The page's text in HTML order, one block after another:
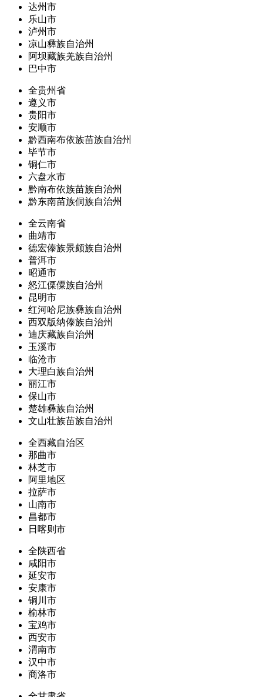
达州市
乐山市
泸州市
凉山彝族自治州
阿坝藏族羌族自治州
巴中市
全贵州省
遵义市
贵阳市
安顺市
黔西南布依族苗族自治州
毕节市
铜仁市
六盘水市
黔南布依族苗族自治州
黔东南苗族侗族自治州
全云南省
曲靖市
德宏傣族景颇族自治州
普洱市
昭通市
怒江傈僳族自治州
昆明市
红河哈尼族彝族自治州
西双版纳傣族自治州
迪庆藏族自治州
玉溪市
临沧市
大理白族自治州
丽江市
保山市
楚雄彝族自治州
文山壮族苗族自治州
全西藏自治区
那曲市
林芝市
阿里地区
拉萨市
山南市
昌都市
日喀则市
全陕西省
咸阳市
延安市
安康市
铜川市
榆林市
宝鸡市
西安市
渭南市
汉中市
商洛市